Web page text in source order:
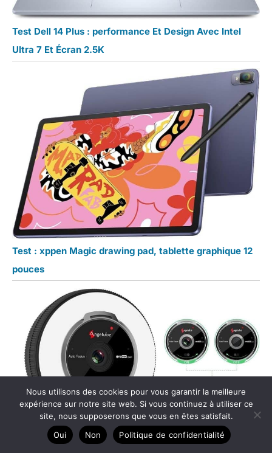
Test Dell 14 Plus : performance Et Design Avec Intel
Ultra 7 Et Écran 2.5K
Test : xppen Magic drawing pad, tablette graphique 12
pouces
Nous utilisons des cookies pour vous garantir la meilleure
expérience sur notre site web. Si vous continuez à utiliser ce
site, nous supposerons que vous en êtes satisfait.
Oui
Non Politique de confidentialité